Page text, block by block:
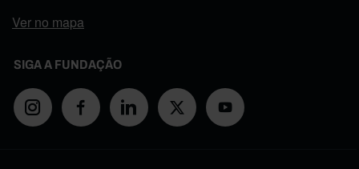
Ver no mapa
SIGA A FUNDAÇÃO